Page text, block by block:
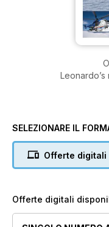
Leonardo’s
FLYING OVER
SELEZIONARE IL
Offerte digitali
Offerte digitali